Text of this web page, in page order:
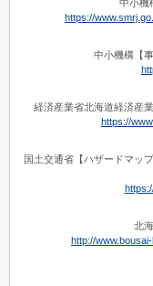
中小機
https://
中小機構【
経済産業省北海道経済産
https://
国土交通省【ハザードマッ
北
http://